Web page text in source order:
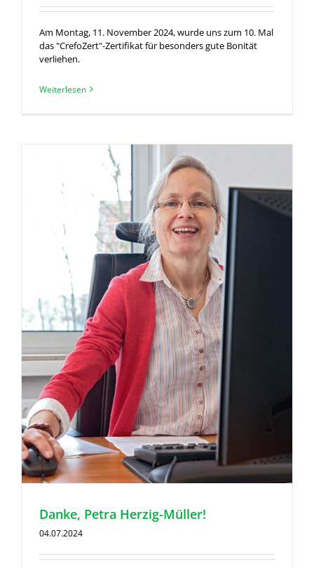
Am Montag, 11. November 2024, wurde uns zum 10. Mal
das "CrefoZert"-Zertifikat für besonders gute Bonität
verliehen.
Weiterlesen
Danke, Petra Herzig-Müller!
04.07.2024